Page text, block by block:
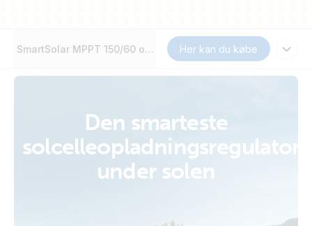
SmartSolar MPPT 150/60 op til 250/70Her kan du købe
Den smarteste
solcelleopladningsregulator
under solen